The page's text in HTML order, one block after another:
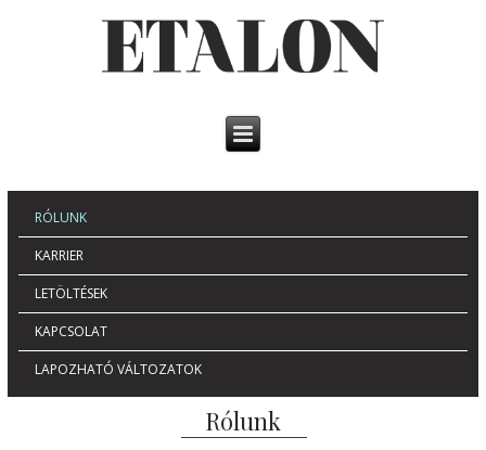
RÓLUNK
KARRIER
LETÖLTÉSEK
KAPCSOLAT
LAPOZHATÓ VÁLTOZATOK
Rólunk